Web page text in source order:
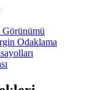
Odaklama